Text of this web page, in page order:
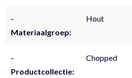
-
Materiaalgroep:
Hout
-
Productcollectie:
Chopped